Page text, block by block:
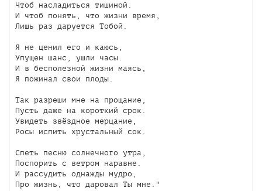
Чтоб насладиться тишиной.
И чтоб понять, что жизни время,
Лишь раз даруется Тобой.
Я не ценил его и каюсь,
Упущен шанс, ушли часы.
И в бесполезной жизни маясь,
Я пожинал свои плоды.
Так разреши мне на прощание,
Пусть даже на короткий срок.
Увидеть звёздное мерцание,
Росы испить хрустальный сок.
Спеть песню солнечного утра,
Поспорить с ветром наравне.
И рассудить однажды мудро,
Про жизнь, что даровал Ты мне."